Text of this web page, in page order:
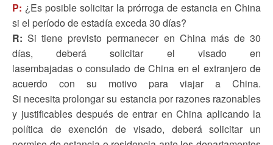
P: ¿Es posible solicitar la prórroga de estancia en China
si el período de estadía exceda 30 días?
R:Si tiene previsto permanecer en China más de 30
días, deberá solicitar el visado en
lasembajadas o consulado de China en el extranjero de
acuerdo con su motivo para viajar a China.
Si necesita prolongar su estancia por razones razonables
y justificables después de entrar en China aplicando la
política de exención de visado, deberá solicitar un